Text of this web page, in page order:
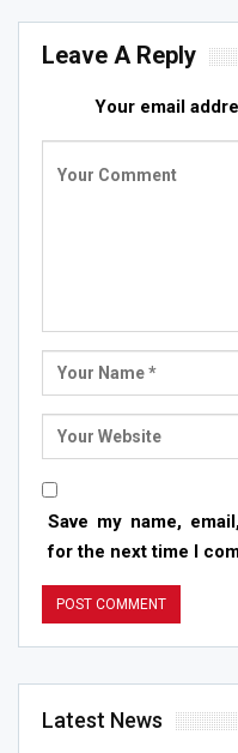
Leave A Reply
Your email
Save my name,
for the next time I
Latest News